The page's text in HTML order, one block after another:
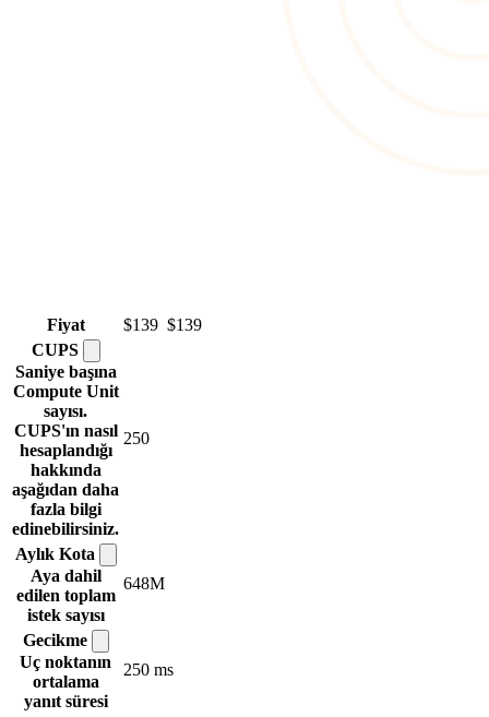
Fiyat $139 $139
CUPS
Saniye başına
Compute Unit
sayısı.
CUPS'ın nasıl
hesaplandığı
hakkında
aşağıdan daha
fazla bilgi
edinebilirsiniz.
250
Aylık Kota
Aya dahil
edilen toplam
istek sayısı
648M
Gecikme
Uç noktanın
ortalama
yanıt süresi
250 ms